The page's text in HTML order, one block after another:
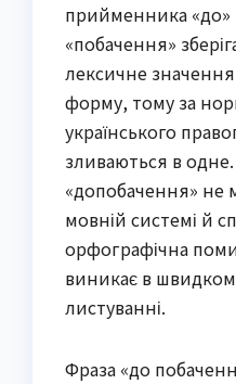
прийменника «до»
«побачення»
лексичне
форму, тому за
українського
зливаються в
«допобачення» не
мовній системі й
орфографічна
виникає в
листуванні.
Фраза «до